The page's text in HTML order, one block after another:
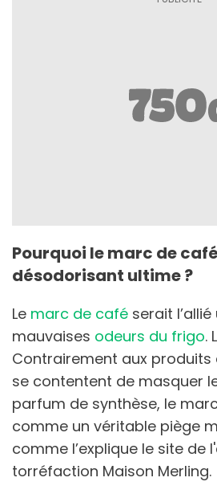
Pourquoi le marc de
désodorisant ultime ?
Le marc de café serait
mauvaises odeurs du frigo.
Contrairement aux
se contentent de masquer
parfum de synthèse, le
comme un véritable piège
comme l’explique le site de
torréfaction Maison Merling.